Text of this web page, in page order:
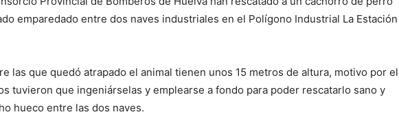
emparedado entre dos naves industriales en el Polígono Industrial La Estación
las que quedó atrapado el animal tienen unos 15 metros de altura, motivo por el
tuvieron que ingeniárselas y emplearse a fondo para poder rescatarlo sano y
hueco entre las dos naves.